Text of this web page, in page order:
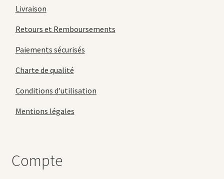
Livraison
Retours et Remboursements
Paiements sécurisés
Charte de qualité
Conditions d'utilisation
Mentions légales
Compte